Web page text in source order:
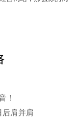
！
肩并肩